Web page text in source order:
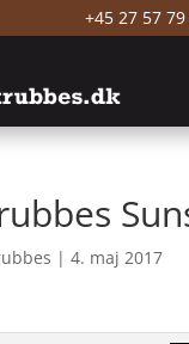
+45 27 57 79
|4. maj 2017